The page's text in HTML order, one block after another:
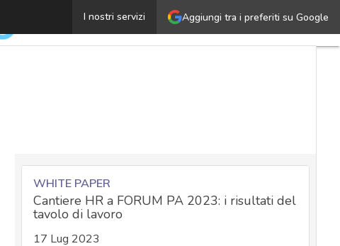
Aggiungi tra i preferiti su Google
I nostri servizi
La cyber security è democratica: multinazionali e
WHITE PAPER
Cantiere HR a FORUM PA 2023: i risultati del
tavolo di lavoro
17 Lug 2023